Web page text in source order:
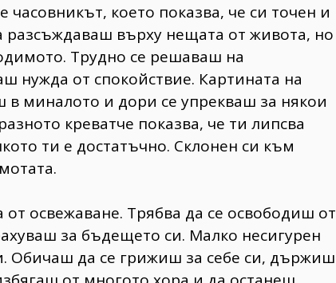
часовникът, което показва, че си точен и
върху нещата от живота, но
Трудно се решаваш на
нужда от спокойствие. Картината на
в миналото и дори се упрекваш за някои
креватче показва, че ти липсва
ти е достатъчно. Склонен си към
освежаване. Трябва да се освободиш от
за бъдещето си. Малко несигурен
Обичаш да се грижиш за себе си, държиш